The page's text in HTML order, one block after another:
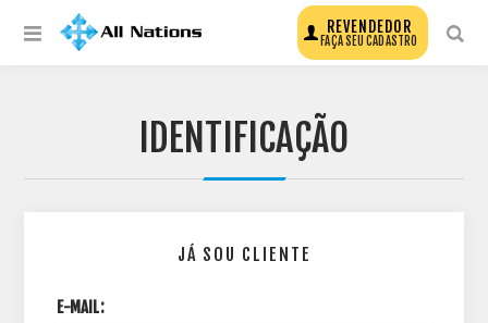
REVENDEDOR
FAÇA SEU CADASTRO
IDENTIFICAÇÃO
JÁ SOU CLIENTE
E-MAIL: